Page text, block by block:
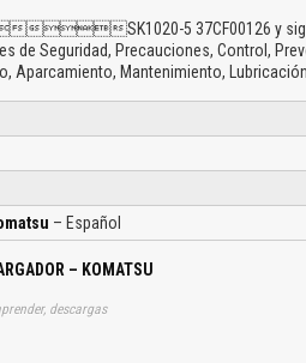
SK1020-5 37CF00126 y
de Seguridad, Precauciones, Control,
Aparcamiento, Mantenimiento,
– Español
– KOMATSU
descargas